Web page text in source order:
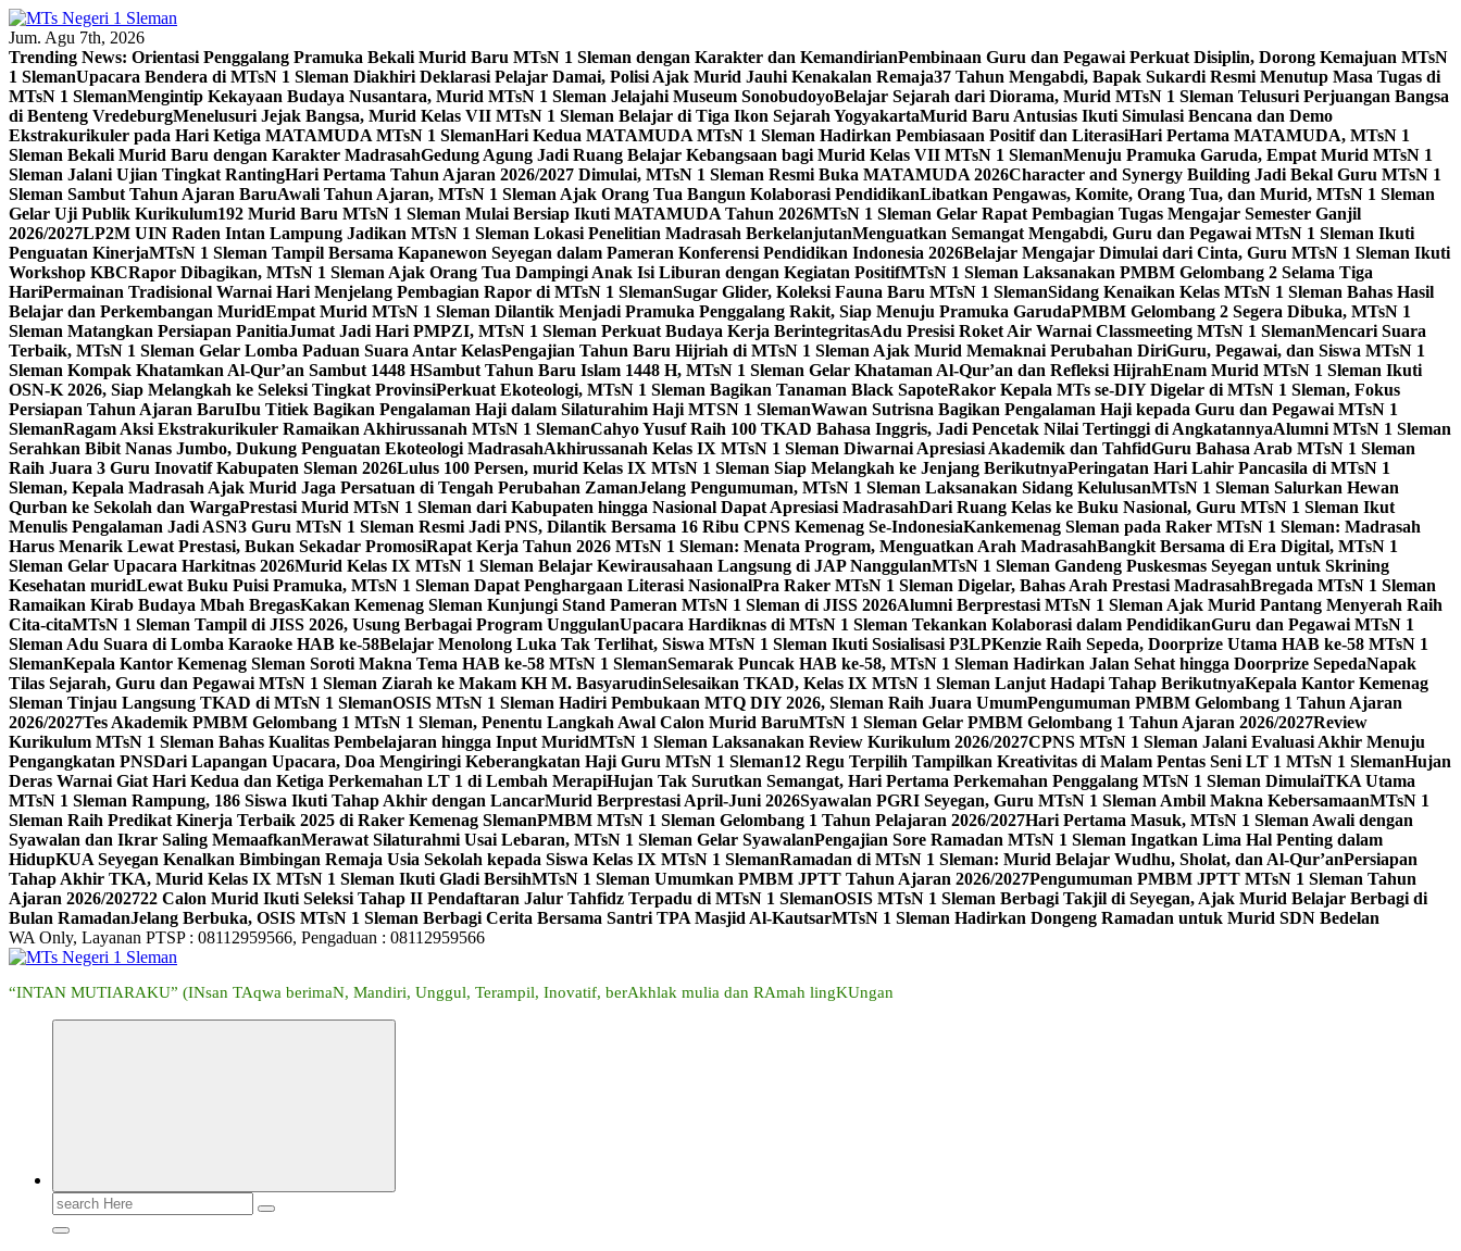
Skip
to
content
Jum. Agu 7th, 2026
Trending News: Orientasi Penggalang Pramuka Bekali Murid Baru MTsN 1 Sleman dengan Karakter dan KemandirianPembinaan Guru dan Pegawai Perkuat Disiplin, Dorong Kemajuan MTsN
1 SlemanUpacara Bendera di MTsN 1 Sleman Diakhiri Deklarasi Pelajar Damai, Polisi Ajak Murid Jauhi Kenakalan Remaja37 Tahun Mengabdi, Bapak Sukardi Resmi Menutup Masa Tugas di
MTsN 1 SlemanMengintip Kekayaan Budaya Nusantara, Murid MTsN 1 Sleman Jelajahi Museum SonobudoyoBelajar Sejarah dari Diorama, Murid MTsN 1 Sleman Telusuri Perjuangan Bangsa
di Benteng VredeburgMenelusuri Jejak Bangsa, Murid Kelas VII MTsN 1 Sleman Belajar di Tiga Ikon Sejarah YogyakartaMurid Baru Antusias Ikuti Simulasi Bencana dan Demo
Ekstrakurikuler pada Hari Ketiga MATAMUDA MTsN 1 SlemanHari Kedua MATAMUDA MTsN 1 Sleman Hadirkan Pembiasaan Positif dan LiterasiHari Pertama MATAMUDA, MTsN 1
Sleman Bekali Murid Baru dengan Karakter MadrasahGedung Agung Jadi Ruang Belajar Kebangsaan bagi Murid Kelas VII MTsN 1 SlemanMenuju Pramuka Garuda, Empat Murid MTsN 1
Sleman Jalani Ujian Tingkat RantingHari Pertama Tahun Ajaran 2026/2027 Dimulai, MTsN 1 Sleman Resmi Buka MATAMUDA 2026Character and Synergy Building Jadi Bekal Guru MTsN 1
Sleman Sambut Tahun Ajaran BaruAwali Tahun Ajaran, MTsN 1 Sleman Ajak Orang Tua Bangun Kolaborasi PendidikanLibatkan Pengawas, Komite, Orang Tua, dan Murid, MTsN 1 Sleman
Gelar Uji Publik Kurikulum192 Murid Baru MTsN 1 Sleman Mulai Bersiap Ikuti MATAMUDA Tahun 2026MTsN 1 Sleman Gelar Rapat Pembagian Tugas Mengajar Semester Ganjil
2026/2027LP2M UIN Raden Intan Lampung Jadikan MTsN 1 Sleman Lokasi Penelitian Madrasah BerkelanjutanMenguatkan Semangat Mengabdi, Guru dan Pegawai MTsN 1 Sleman Ikuti
Penguatan KinerjaMTsN 1 Sleman Tampil Bersama Kapanewon Seyegan dalam Pameran Konferensi Pendidikan Indonesia 2026Belajar Mengajar Dimulai dari Cinta, Guru MTsN 1 Sleman Ikuti
Workshop KBCRapor Dibagikan, MTsN 1 Sleman Ajak Orang Tua Dampingi Anak Isi Liburan dengan Kegiatan PositifMTsN 1 Sleman Laksanakan PMBM Gelombang 2 Selama Tiga
HariPermainan Tradisional Warnai Hari Menjelang Pembagian Rapor di MTsN 1 SlemanSugar Glider, Koleksi Fauna Baru MTsN 1 SlemanSidang Kenaikan Kelas MTsN 1 Sleman Bahas Hasil
Belajar dan Perkembangan MuridEmpat Murid MTsN 1 Sleman Dilantik Menjadi Pramuka Penggalang Rakit, Siap Menuju Pramuka GarudaPMBM Gelombang 2 Segera Dibuka, MTsN 1
Sleman Matangkan Persiapan PanitiaJumat Jadi Hari PMPZI, MTsN 1 Sleman Perkuat Budaya Kerja BerintegritasAdu Presisi Roket Air Warnai Classmeeting MTsN 1 SlemanMencari Suara
Terbaik, MTsN 1 Sleman Gelar Lomba Paduan Suara Antar KelasPengajian Tahun Baru Hijriah di MTsN 1 Sleman Ajak Murid Memaknai Perubahan DiriGuru, Pegawai, dan Siswa MTsN 1
Sleman Kompak Khatamkan Al-Qur’an Sambut 1448 HSambut Tahun Baru Islam 1448 H, MTsN 1 Sleman Gelar Khataman Al-Qur’an dan Refleksi HijrahEnam Murid MTsN 1 Sleman Ikuti
OSN-K 2026, Siap Melangkah ke Seleksi Tingkat ProvinsiPerkuat Ekoteologi, MTsN 1 Sleman Bagikan Tanaman Black SapoteRakor Kepala MTs se-DIY Digelar di MTsN 1 Sleman, Fokus
Persiapan Tahun Ajaran BaruIbu Titiek Bagikan Pengalaman Haji dalam Silaturahim Haji MTSN 1 SlemanWawan Sutrisna Bagikan Pengalaman Haji kepada Guru dan Pegawai MTsN 1
SlemanRagam Aksi Ekstrakurikuler Ramaikan Akhirussanah MTsN 1 SlemanCahyo Yusuf Raih 100 TKAD Bahasa Inggris, Jadi Pencetak Nilai Tertinggi di AngkatannyaAlumni MTsN 1 Sleman
Serahkan Bibit Nanas Jumbo, Dukung Penguatan Ekoteologi MadrasahAkhirussanah Kelas IX MTsN 1 Sleman Diwarnai Apresiasi Akademik dan TahfidGuru Bahasa Arab MTsN 1 Sleman
Raih Juara 3 Guru Inovatif Kabupaten Sleman 2026Lulus 100 Persen, murid Kelas IX MTsN 1 Sleman Siap Melangkah ke Jenjang BerikutnyaPeringatan Hari Lahir Pancasila di MTsN 1
Sleman, Kepala Madrasah Ajak Murid Jaga Persatuan di Tengah Perubahan ZamanJelang Pengumuman, MTsN 1 Sleman Laksanakan Sidang KelulusanMTsN 1 Sleman Salurkan Hewan
Qurban ke Sekolah dan WargaPrestasi Murid MTsN 1 Sleman dari Kabupaten hingga Nasional Dapat Apresiasi MadrasahDari Ruang Kelas ke Buku Nasional, Guru MTsN 1 Sleman Ikut
Menulis Pengalaman Jadi ASN3 Guru MTsN 1 Sleman Resmi Jadi PNS, Dilantik Bersama 16 Ribu CPNS Kemenag Se-IndonesiaKankemenag Sleman pada Raker MTsN 1 Sleman: Madrasah
Harus Menarik Lewat Prestasi, Bukan Sekadar PromosiRapat Kerja Tahun 2026 MTsN 1 Sleman: Menata Program, Menguatkan Arah MadrasahBangkit Bersama di Era Digital, MTsN 1
Sleman Gelar Upacara Harkitnas 2026Murid Kelas IX MTsN 1 Sleman Belajar Kewirausahaan Langsung di JAP NanggulanMTsN 1 Sleman Gandeng Puskesmas Seyegan untuk Skrining
Kesehatan muridLewat Buku Puisi Pramuka, MTsN 1 Sleman Dapat Penghargaan Literasi NasionalPra Raker MTsN 1 Sleman Digelar, Bahas Arah Prestasi MadrasahBregada MTsN 1 Sleman
Ramaikan Kirab Budaya Mbah BregasKakan Kemenag Sleman Kunjungi Stand Pameran MTsN 1 Sleman di JISS 2026Alumni Berprestasi MTsN 1 Sleman Ajak Murid Pantang Menyerah Raih
Cita-citaMTsN 1 Sleman Tampil di JISS 2026, Usung Berbagai Program UnggulanUpacara Hardiknas di MTsN 1 Sleman Tekankan Kolaborasi dalam PendidikanGuru dan Pegawai MTsN 1
Sleman Adu Suara di Lomba Karaoke HAB ke-58Belajar Menolong Luka Tak Terlihat, Siswa MTsN 1 Sleman Ikuti Sosialisasi P3LPKenzie Raih Sepeda, Doorprize Utama HAB ke-58 MTsN 1
SlemanKepala Kantor Kemenag Sleman Soroti Makna Tema HAB ke-58 MTsN 1 SlemanSemarak Puncak HAB ke-58, MTsN 1 Sleman Hadirkan Jalan Sehat hingga Doorprize SepedaNapak
Tilas Sejarah, Guru dan Pegawai MTsN 1 Sleman Ziarah ke Makam KH M. BasyarudinSelesaikan TKAD, Kelas IX MTsN 1 Sleman Lanjut Hadapi Tahap BerikutnyaKepala Kantor Kemenag
Sleman Tinjau Langsung TKAD di MTsN 1 SlemanOSIS MTsN 1 Sleman Hadiri Pembukaan MTQ DIY 2026, Sleman Raih Juara UmumPengumuman PMBM Gelombang 1 Tahun Ajaran
2026/2027Tes Akademik PMBM Gelombang 1 MTsN 1 Sleman, Penentu Langkah Awal Calon Murid BaruMTsN 1 Sleman Gelar PMBM Gelombang 1 Tahun Ajaran 2026/2027Review
Kurikulum MTsN 1 Sleman Bahas Kualitas Pembelajaran hingga Input MuridMTsN 1 Sleman Laksanakan Review Kurikulum 2026/2027CPNS MTsN 1 Sleman Jalani Evaluasi Akhir Menuju
Pengangkatan PNSDari Lapangan Upacara, Doa Mengiringi Keberangkatan Haji Guru MTsN 1 Sleman12 Regu Terpilih Tampilkan Kreativitas di Malam Pentas Seni LT 1 MTsN 1 SlemanHujan
Deras Warnai Giat Hari Kedua dan Ketiga Perkemahan LT 1 di Lembah MerapiHujan Tak Surutkan Semangat, Hari Pertama Perkemahan Penggalang MTsN 1 Sleman DimulaiTKA Utama
MTsN 1 Sleman Rampung, 186 Siswa Ikuti Tahap Akhir dengan LancarMurid Berprestasi April-Juni 2026Syawalan PGRI Seyegan, Guru MTsN 1 Sleman Ambil Makna KebersamaanMTsN 1
Sleman Raih Predikat Kinerja Terbaik 2025 di Raker Kemenag SlemanPMBM MTsN 1 Sleman Gelombang 1 Tahun Pelajaran 2026/2027Hari Pertama Masuk, MTsN 1 Sleman Awali dengan
Syawalan dan Ikrar Saling MemaafkanMerawat Silaturahmi Usai Lebaran, MTsN 1 Sleman Gelar SyawalanPengajian Sore Ramadan MTsN 1 Sleman Ingatkan Lima Hal Penting dalam
HidupKUA Seyegan Kenalkan Bimbingan Remaja Usia Sekolah kepada Siswa Kelas IX MTsN 1 SlemanRamadan di MTsN 1 Sleman: Murid Belajar Wudhu, Sholat, dan Al-Qur’anPersiapan
Tahap Akhir TKA, Murid Kelas IX MTsN 1 Sleman Ikuti Gladi BersihMTsN 1 Sleman Umumkan PMBM JPTT Tahun Ajaran 2026/2027Pengumuman PMBM JPTT MTsN 1 Sleman Tahun
Ajaran 2026/202722 Calon Murid Ikuti Seleksi Tahap II Pendaftaran Jalur Tahfidz Terpadu di MTsN 1 SlemanOSIS MTsN 1 Sleman Berbagi Takjil di Seyegan, Ajak Murid Belajar Berbagi di
Bulan RamadanJelang Berbuka, OSIS MTsN 1 Sleman Berbagi Cerita Bersama Santri TPA Masjid Al-KautsarMTsN 1 Sleman Hadirkan Dongeng Ramadan untuk Murid SDN Bedelan
WA Only, Layanan PTSP : 08112959566, Pengaduan : 08112959566
“INTAN MUTIARAKU” (INsan TAqwa berimaN, Mandiri, Unggul, Terampil, Inovatif, berAkhlak mulia dan RAmah lingKUngan
Search
for: